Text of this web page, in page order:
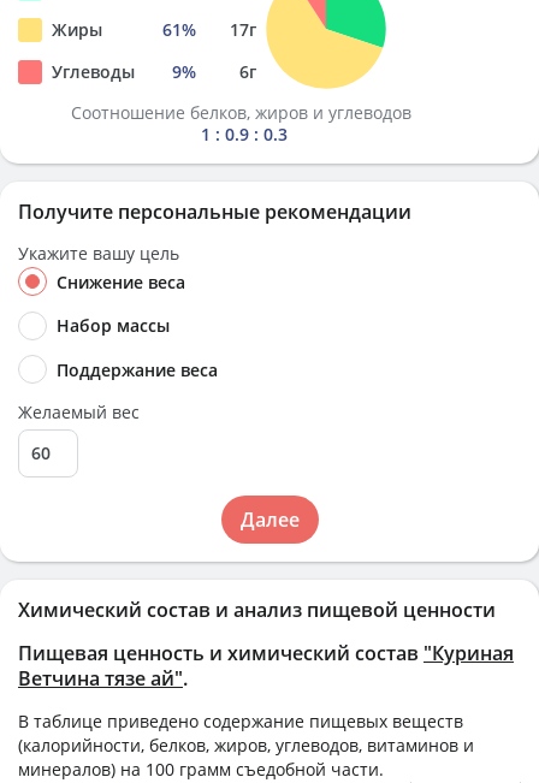
Химический состав и анализ пищевой ценности
Пищевая ценность и химический состав "Куриная
Ветчина тязе ай".
В таблице приведено содержание пищевых веществ
(калорийности, белков, жиров, углеводов, витаминов и
минералов) на 100 грамм съедобной части.
Жиры
61% 17г
Углеводы
9% 6г
Соотношение белков, жиров и углеводов
1 : 0.9 : 0.3
Получите персональные рекомендации
Укажите вашу цель
Снижение веса
Набор массы
Поддержание веса
Желаемый вес
Далее